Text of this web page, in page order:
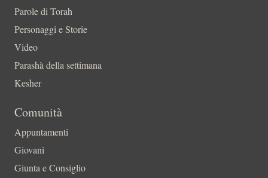
Parole di Torah
Personaggi e Storie
Video
Parashà della settimana
Kesher
Comunità
Appuntamenti
Giovani
Giunta e Consiglio